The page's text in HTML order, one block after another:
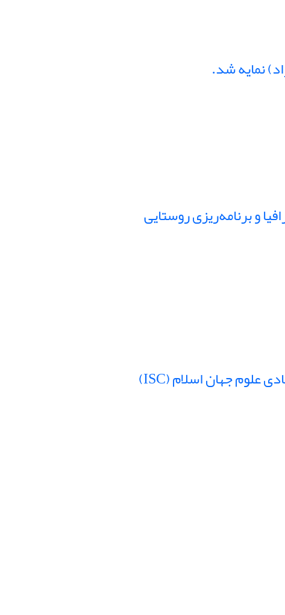
و برنامه‌ریزی روستایی
فصلنامۀ علمی پژوهش‌های برنامه و توسعه همزمان با انتشار شمارۀ دهم، در پایگاه استنادی علوم جهان اسلام (ISC)